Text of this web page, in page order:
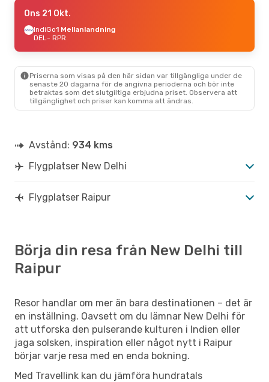
Ons 21 Okt.
IndiGo1 Mellanlandning
DEL- RPR
Priserna som visas på den här sidan var tillgängliga under de
senaste 20 dagarna för de angivna perioderna och bör inte
betraktas som det slutgiltiga erbjudna priset. Observera att
tillgänglighet och priser kan komma att ändras.
Avstånd: 934 kms
Flygplatser New Delhi
Flygplatser Raipur
Börja din resa från New Delhi till
Raipur
Resor handlar om mer än bara destinationen – det är
en inställning. Oavsett om du lämnar New Delhi för
att utforska den pulserande kulturen i Indien eller
jaga solsken, inspiration eller något nytt i Raipur
börjar varje resa med en enda bokning.
Med Travellink kan du jämföra hundratals